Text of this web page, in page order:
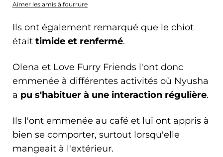
Aimer les amis à fourrure
Ils ont également remarqué que le chiot
était timide et renfermé.
Olena et Love Furry Friends l'ont donc
emmenée à différentes activités où Nyusha
a pu s'habituer à une interaction régulière.
Ils l'ont emmenée au café et lui ont appris à
bien se comporter, surtout lorsqu'elle
mangeait à l'extérieur.